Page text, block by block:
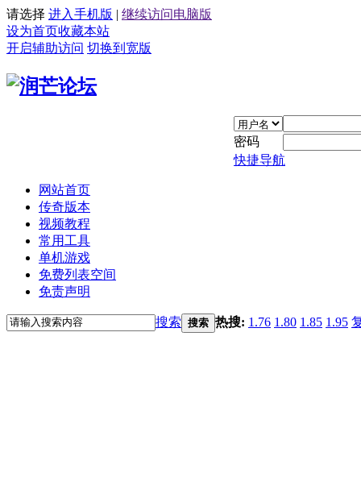
请选择 进入手机版 | 继续访问电脑版
设为首页收藏本站
开启辅助访问 切换到宽版
密码
快捷导航
网站首页
传奇版本
视频教程
常用工具
单机游戏
免费列表空间
免责声明
搜索 搜索 热搜: 1.76 1.80 1.85 1.95